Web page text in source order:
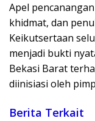
Apel
khidmat, dan
Keikutsertaan
menjadi bukti
Bekasi Barat
diinisiasi oleh
Berita Terkait